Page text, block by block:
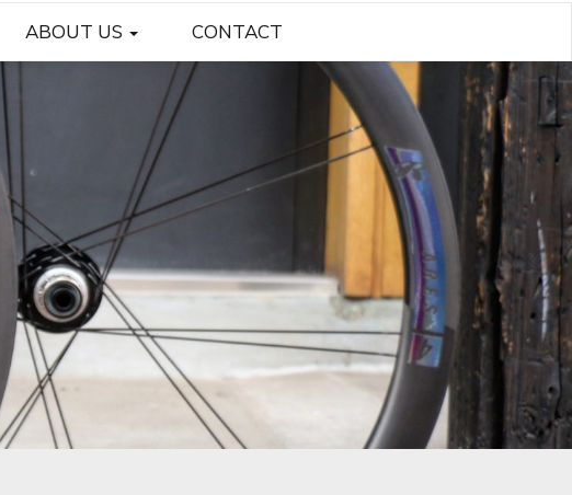
ABOUT US CONTACT